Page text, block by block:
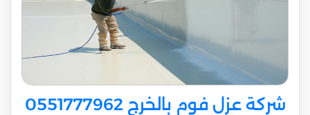
شركة عزل فوم بالخرج 0551777962